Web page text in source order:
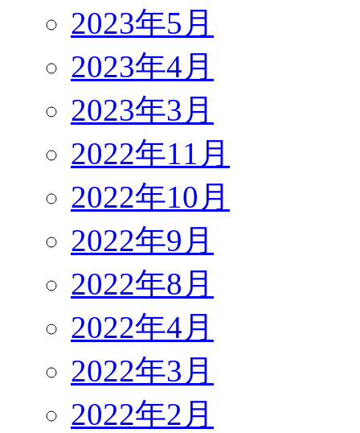
2023年5月
2023年4月
2023年3月
2022年11月
2022年10月
2022年9月
2022年8月
2022年4月
2022年3月
2022年2月